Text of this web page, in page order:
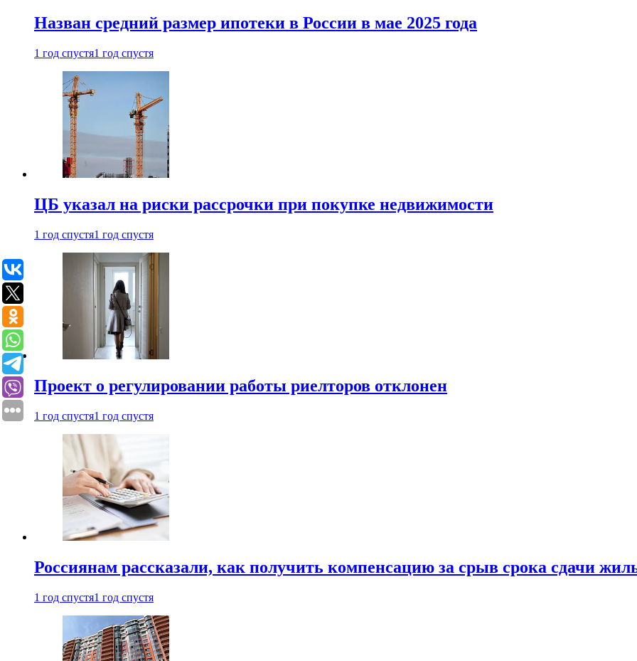
Назван средний размер ипотеки в России в мае 2025 года
1 год спустя1 год спустя
ЦБ указал на риски рассрочки при покупке недвижимости
1 год спустя1 год спустя
Проект о регулировании работы риелторов отклонен
1 год спустя1 год спустя
Россиянам рассказали, как получить компенсацию за срыв срока сдачи
1 год спустя1 год спустя